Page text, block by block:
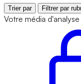
Trier par Filtrer par
Votre média